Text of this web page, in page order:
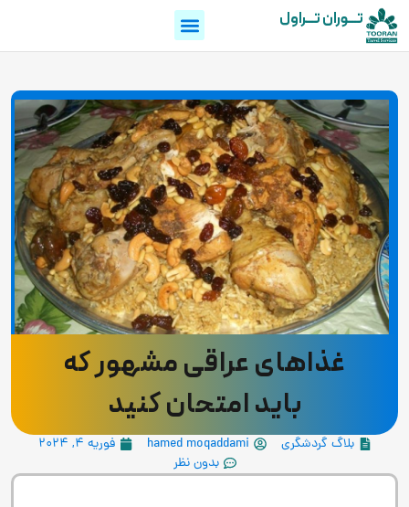
تـــوران تـــراول
غذاهای عراقی مشهور که
باید امتحان کنید
بلاگ گردشگری hamed moqaddami
فوریه 4, 2024
بدون نظر